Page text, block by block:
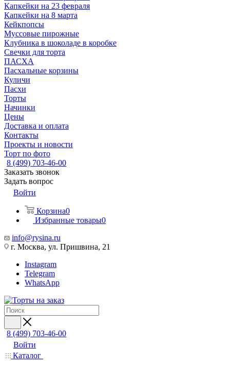
Капкейки на 23 февраля
Капкейки на 8 марта
Кейкпопсы
Муссовые пирожные
Клубника в шоколаде в коробке
Свечки для торта
ПАСХА
Пасхальные корзины
Куличи
Пасхи
Торты
Начинки
Цены
Доставка и оплата
Контакты
Проекты и новости
Торт по фото
8 (499) 703-46-00
Заказать звонок
Задать вопрос
Войти
Корзина0
Избранные товары0
info@rysina.ru
г. Москва, ул. Пришвина, 21
Instagram
Telegram
WhatsApp
8 (499) 703-46-00
Войти
Каталог